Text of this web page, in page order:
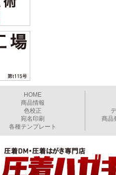
HOME
商品情報
色校正
宛名印刷
各種テンプレート
商品